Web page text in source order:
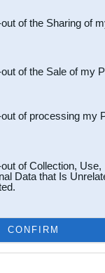
Participants
of the Sharing of
of the Sale of my
of processing my
of Collection,
Data that Is
CONFIRM